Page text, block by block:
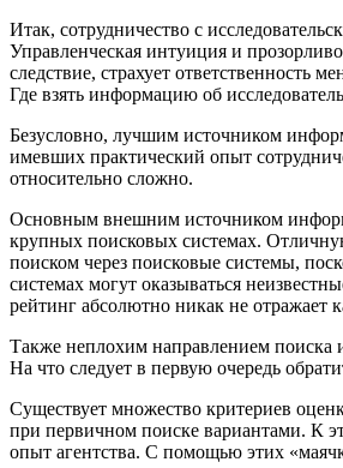
Итак, сотрудничество с
Управленческая интуиция и
следствие, страхует ответственность
Где взять информацию об
Безусловно, лучшим источником
имевших практический опыт
относительно сложно.
Основным внешним источником
крупных поисковых системах.
поиском через поисковые системы,
системах могут оказываться
рейтинг абсолютно никак не отражает
Также неплохим направлением поиска
На что следует в первую очередь
Существует множество критериев
при первичном поиске вариантами. К
опыт агентства. С помощью этих